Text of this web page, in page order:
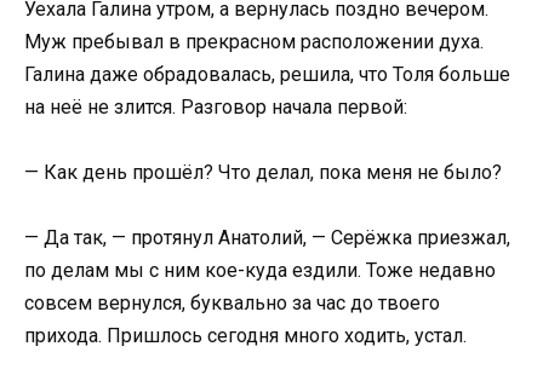
Уехала Галина утром, а вернулась поздно вечером.
Муж пребывал в прекрасном расположении духа.
Галина даже обрадовалась, решила, что Толя больше
на неё не злится. Разговор начала первой:
— Как день прошёл? Что делал, пока меня не было?
— Да так, — протянул Анатолий, — Серёжка приезжал,
по делам мы с ним кое-куда ездили. Тоже недавно
совсем вернулся, буквально за час до твоего
прихода. Пришлось сегодня много ходить, устал.